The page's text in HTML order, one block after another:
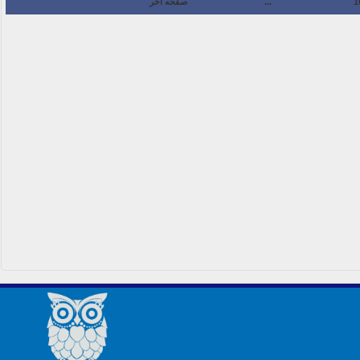
... صفحه آخر